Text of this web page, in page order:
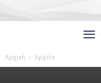
Αρχική Αρχείο